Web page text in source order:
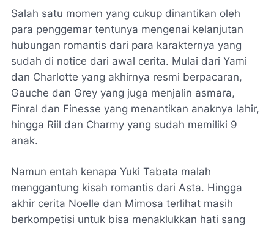
Salah satu momen yang cukup dinantikan oleh
para penggemar tentunya mengenai kelanjutan
hubungan romantis dari para karakternya yang
sudah di notice dari awal cerita. Mulai dari Yami
dan Charlotte yang akhirnya resmi berpacaran,
Gauche dan Grey yang juga menjalin asmara,
Finral dan Finesse yang menantikan anaknya lahir,
hingga Riil dan Charmy yang sudah memiliki 9
anak.
Namun entah kenapa Yuki Tabata malah
menggantung kisah romantis dari Asta. Hingga
akhir cerita Noelle dan Mimosa terlihat masih
berkompetisi untuk bisa menaklukkan hati sang